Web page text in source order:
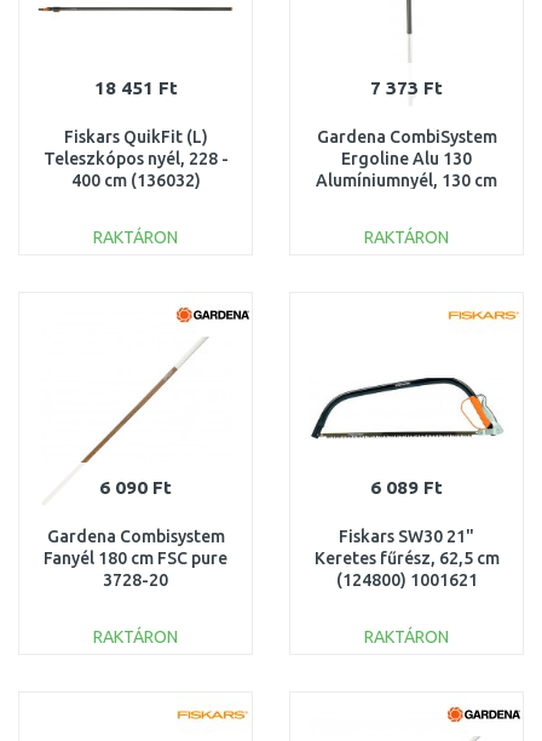
18 451 Ft
Fiskars QuikFit (L)
Teleszkópos nyél, 228 -
400 cm (136032)
RAKTÁRON
Összehasonlítás
7 373 Ft
Gardena CombiSystem
Ergoline Alu 130
Alumíniumnyél, 130 cm
RAKTÁRON
Összehasonlítás
6 090 Ft
Gardena Combisystem
Fanyél 180 cm FSC pure
3728-20
RAKTÁRON
Összehasonlítás
6 089 Ft
Fiskars SW30 21"
Keretes fűrész, 62,5 cm
(124800) 1001621
RAKTÁRON
Összehasonlítás